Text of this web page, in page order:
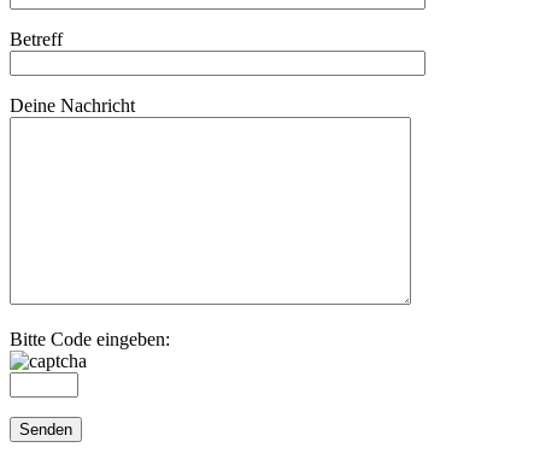
Betreff
Deine Nachricht
Bitte Code eingeben: